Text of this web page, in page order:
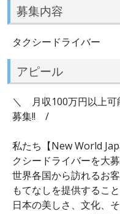
募集内容
タクシードライバー
アピール
＼ 月収100万円以上可
募集!! /
私たち【New World
クシードライバーを大
世界各国から訪れるお
もてなしを提供するこ
日本の美しさ、文化、